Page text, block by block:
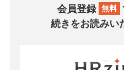
会員登録 無料
続きをお読みい